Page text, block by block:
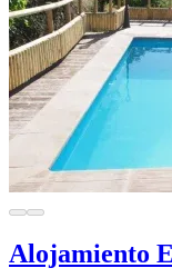
Alojamiento